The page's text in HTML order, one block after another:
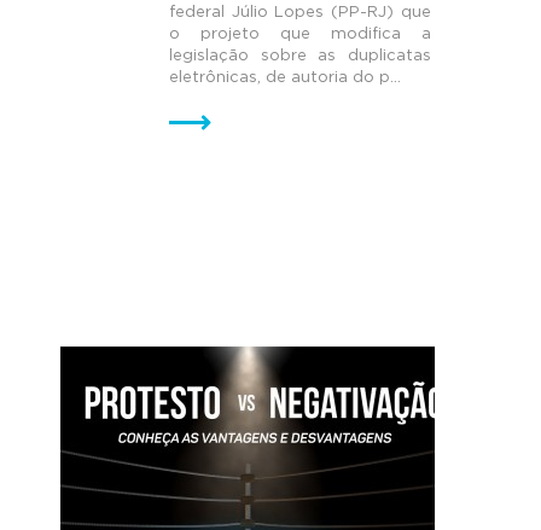
federal Júlio Lopes (PP-RJ) que
o projeto que modifica a
legislação sobre as duplicatas
eletrônicas, de autoria do p...